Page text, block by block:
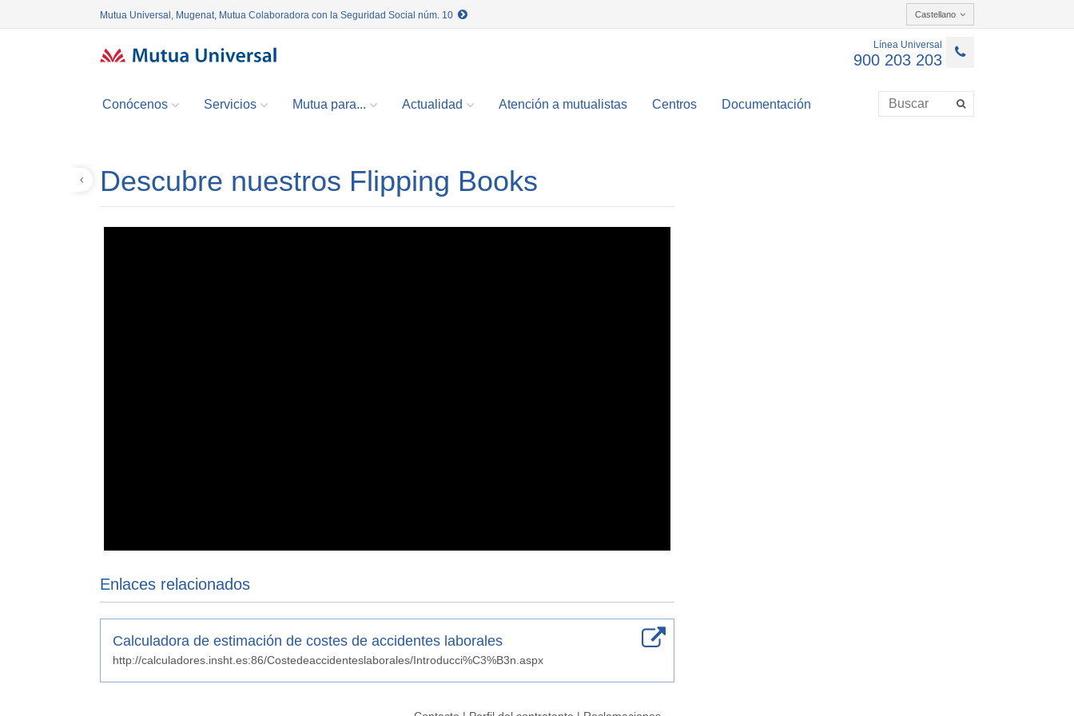
Mutua Universal, Mugenat, Mutua Colaboradora con la Seguridad Social núm. 10 Castellano
Línea Universal
900 203 203
Conócenos Servicios Mutua para... Actualidad Atención a mutualistas Centros Documentación
Descubre nuestros Flipping Books
Enlaces relacionados
Calculadora de estimación de costes de accidentes laborales
http://calculadores.insht.es:86/Costedeaccidenteslaborales/Introducci%C3%B3n.aspx